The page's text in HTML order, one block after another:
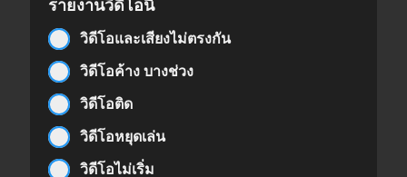
รายงานวิดีโอนี้
วิดีโอและเสียงไม่ตรงกัน
วิดีโอค้าง บางช่วง
วิดีโอติด
วิดีโอหยุดเล่น
วิดีโอไม่เริ่ม